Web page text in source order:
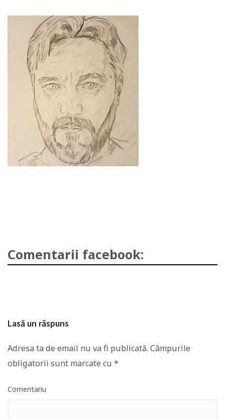
Comentarii facebook:
Lasă un răspuns
Adresa ta de email nu va fi publicată. Câmpurile
obligatorii sunt marcate cu *
Comentariu